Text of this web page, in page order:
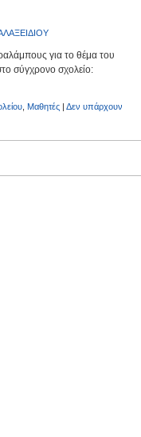
για το θέμα του
σύγχρονο σχολείο:
Μαθητές | Δεν υπάρχουν